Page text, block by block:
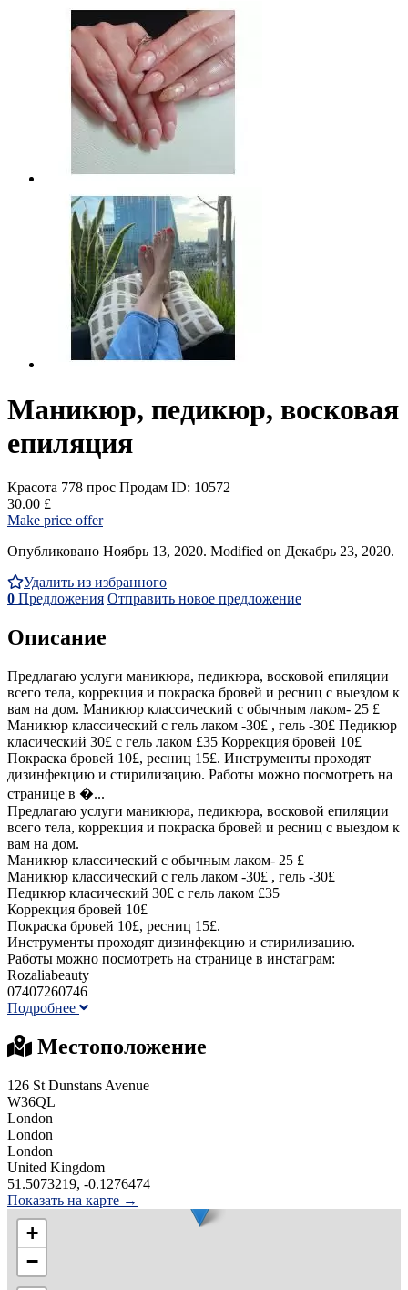
Маникюр, педикюр, восковая
епиляция
Красота 778 прос Продам ID: 10572
30.00 £
Make price offer
Опубликовано Ноябрь 13, 2020. Modified on Декабрь 23, 2020.
Удалить из избранного
0 Предложения Отправить новое предложение
Описание
Предлагаю услуги маникюра, педикюра, восковой епиляции
всего тела, коррекция и покраска бровей и ресниц с выездом к
вам на дом. Маникюр классический с обычным лаком- 25 £
Маникюр классический с гель лаком -30£ , гель -30£ Педикюр
класический 30£ с гель лаком £35 Коррекция бровей 10£
Покраска бровей 10£, ресниц 15£. Инструменты проходят
дизинфекцию и стирилизацию. Работы можно посмотреть на
странице в �...
Предлагаю услуги маникюра, педикюра, восковой епиляции
всего тела, коррекция и покраска бровей и ресниц с выездом к
вам на дом.
Маникюр классический с обычным лаком- 25 £
Маникюр классический с гель лаком -30£ , гель -30£
Педикюр класический 30£ с гель лаком £35
Коррекция бровей 10£
Покраска бровей 10£, ресниц 15£.
Инструменты проходят дизинфекцию и стирилизацию.
Работы можно посмотреть на странице в инстаграм:
Rozaliabeauty
07407260746
Подробнее
Местоположение
126 St Dunstans Avenue
W36QL
London
London
London
United Kingdom
51.5073219, -0.1276474
Показать на карте →
+
−